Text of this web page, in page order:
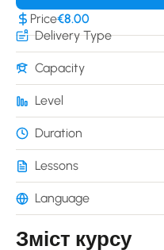
Price€8.00
Delivery Type
Capacity
Level
Duration
Lessons
Language
Зміст курсу